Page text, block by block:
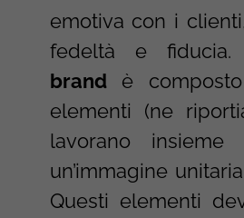
emotiva con i
fedeltà e fiducia.
brandè
elementi (ne
lavorano
un’immagine
Questi elementi